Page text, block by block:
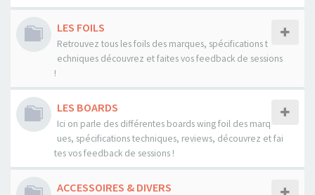
LES FOILS
Retrouvez tous les foils des marques, spécifications t
echniques découvrez et faites vos feedback de sessions
!
LES BOARDS
Ici on parle des différentes boards wing foil des marq
ues, spécifications techniques, reviews, découvrez et fai
tes vos feedback de sessions !
ACCESSOIRES & DIVERS